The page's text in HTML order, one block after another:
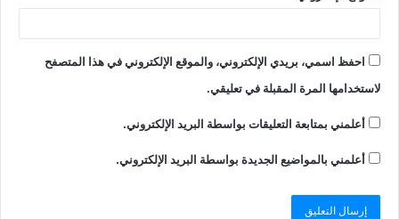
احفظ اسمي، بريدي الإلكتروني، والموقع الإلكتروني في هذا المتصفح
لاستخدامها المرة المقبلة في تعليقي.
أعلمني بمتابعة التعليقات بواسطة البريد الإلكتروني.
أعلمني بالمواضيع الجديدة بواسطة البريد الإلكتروني.